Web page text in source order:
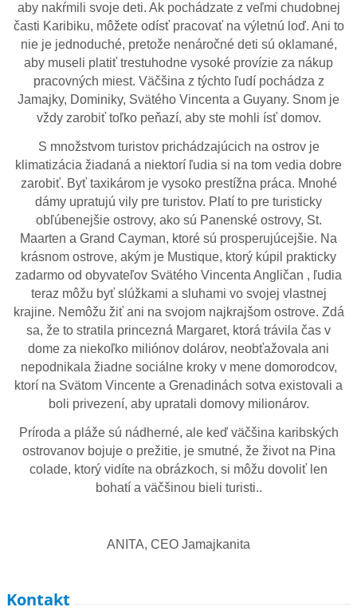
aby nakŕmili svoje deti. Ak pochádzate z veľmi chudobnej
časti Karibiku, môžete odísť pracovať na výletnú loď. Ani to
nie je jednoduché, pretože nenáročné deti sú oklamané,
aby museli platiť trestuhodne vysoké provízie za nákup
pracovných miest. Väčšina z týchto ľudí pochádza z
Jamajky, Dominiky, Svätého Vincenta a Guyany. Snom je
vždy zarobiť toľko peňazí, aby ste mohli ísť domov.
S množstvom turistov prichádzajúcich na ostrov je
klimatizácia žiadaná a niektorí ľudia si na tom vedia dobre
zarobiť. Byť taxikárom je vysoko prestížna práca. Mnohé
dámy upratujú vily pre turistov. Platí to pre turisticky
obľúbenejšie ostrovy, ako sú Panenské ostrovy, St.
Maarten a Grand Cayman, ktoré sú prosperujúcejšie. Na
krásnom ostrove, akým je Mustique, ktorý kúpil prakticky
zadarmo od obyvateľov Svätého Vincenta Angličan , ľudia
teraz môžu byť slúžkami a sluhami vo svojej vlastnej
krajine. Nemôžu žiť ani na svojom najkrajšom ostrove. Zdá
sa, že to stratila princezná Margaret, ktorá trávila čas v
dome za niekoľko miliónov dolárov, neobťažovala ani
nepodnikala žiadne sociálne kroky v mene domorodcov,
ktorí na Svätom Vincente a Grenadinách sotva existovali a
boli privezení, aby upratali domovy milionárov.
Príroda a pláže sú nádherné, ale keď väčšina karibských
ostrovanov bojuje o prežitie, je smutné, že život na Pina
colade, ktorý vidíte na obrázkoch, si môžu dovoliť len
bohatí a väčšinou bieli turisti..
ANITA, CEO Jamajkanita
Kontakt